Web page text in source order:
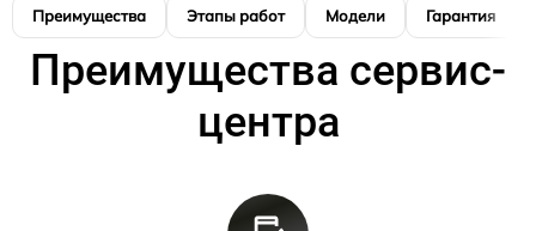
Преимущества Этапы работ Модели Гарантия
Преимущества сервис-
центра